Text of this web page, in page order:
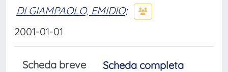
DI GIAMPAOLO, EMIDIO;
2001-01-01
Scheda breve
Scheda completa